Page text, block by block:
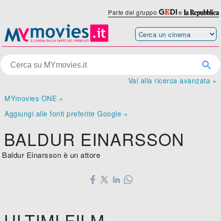
Parte del gruppo e
Vai alla ricerca avanzata »
MYmovies ONE »
Aggiungi alle fonti preferite Google »
BALDUR EINARSSON
Baldur Einarsson è un attore